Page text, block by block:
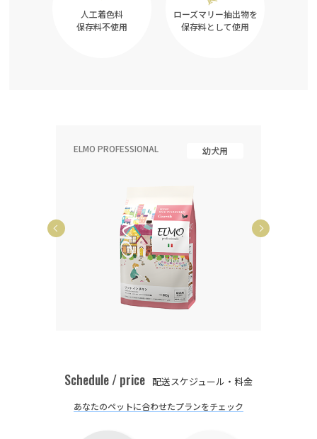
人工着色料
保存料不使用
ローズマリー抽出物を
保存料として使用
ELMO PROFESSIONAL 幼犬用
Schedule / price 配送スケジュール・料金
あなたのペットに合わせたプランをチェック